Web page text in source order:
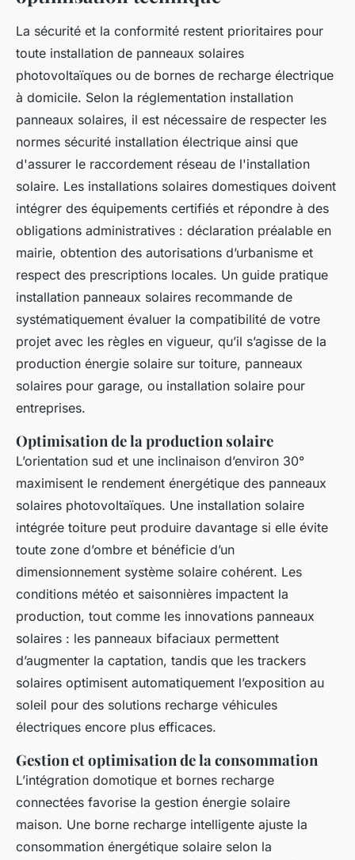
La sécurité et la conformité restent prioritaires pour
toute installation de panneaux solaires
photovoltaïques ou de bornes de recharge électrique
à domicile. Selon la réglementation installation
panneaux solaires, il est nécessaire de respecter les
normes sécurité installation électrique ainsi que
d'assurer le raccordement réseau de l'installation
solaire. Les installations solaires domestiques doivent
intégrer des équipements certifiés et répondre à des
obligations administratives : déclaration préalable en
mairie, obtention des autorisations d’urbanisme et
respect des prescriptions locales. Un guide pratique
installation panneaux solaires recommande de
systématiquement évaluer la compatibilité de votre
projet avec les règles en vigueur, qu’il s’agisse de la
production énergie solaire sur toiture, panneaux
solaires pour garage, ou installation solaire pour
entreprises.
Optimisation de la production solaire
L’orientation sud et une inclinaison d’environ 30°
maximisent le rendement énergétique des panneaux
solaires photovoltaïques. Une installation solaire
intégrée toiture peut produire davantage si elle évite
toute zone d’ombre et bénéficie d’un
dimensionnement système solaire cohérent. Les
conditions météo et saisonnières impactent la
production, tout comme les innovations panneaux
solaires : les panneaux bifaciaux permettent
d’augmenter la captation, tandis que les trackers
solaires optimisent automatiquement l’exposition au
soleil pour des solutions recharge véhicules
électriques encore plus efficaces.
Gestion et optimisation de la consommation
L’intégration domotique et bornes recharge
connectées favorise la gestion énergie solaire
maison. Une borne recharge intelligente ajuste la
consommation énergétique solaire selon la